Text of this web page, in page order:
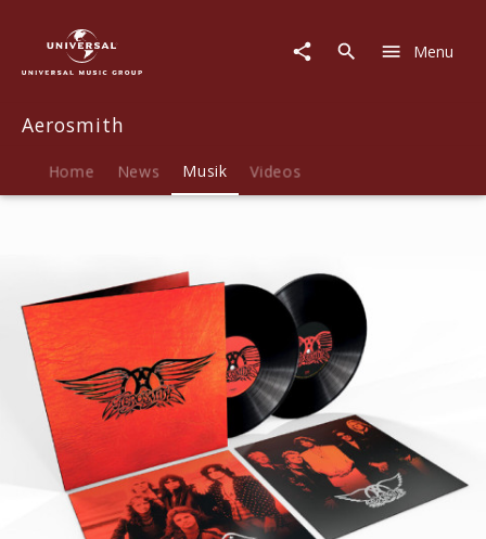
Hits
Menu
Aerosmith
Home News Musik Videos